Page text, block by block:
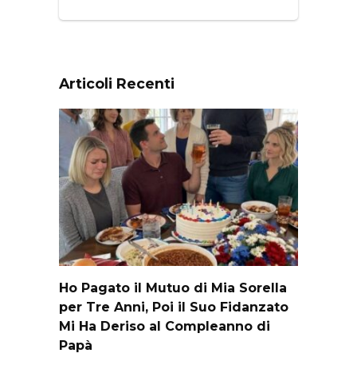
Articoli Recenti
Ho Pagato il Mutuo di Mia Sorella
per Tre Anni, Poi il Suo Fidanzato
Mi Ha Deriso al Compleanno di
Papà